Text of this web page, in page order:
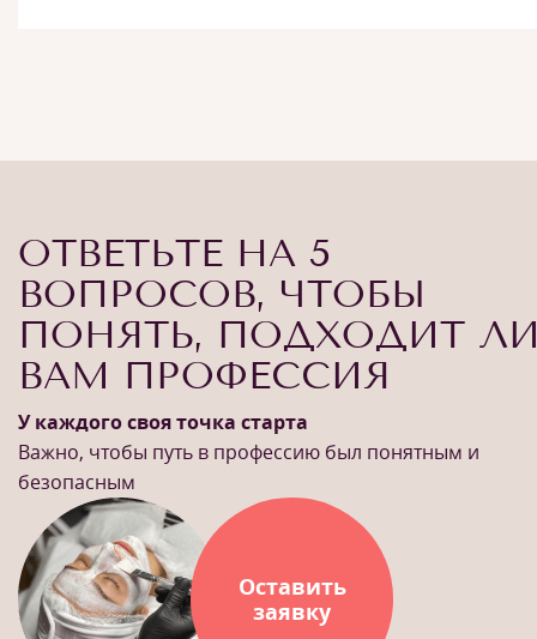
ОТВЕТЬТЕ НА 5
ВОПРОСОВ, ЧТОБЫ
ПОНЯТЬ, ПОДХОДИТ
ВАМ ПРОФЕССИЯ
У каждого своя точка старта
Важно, чтобы путь в профессию был понятным и
безопасным
Оставить
заявку